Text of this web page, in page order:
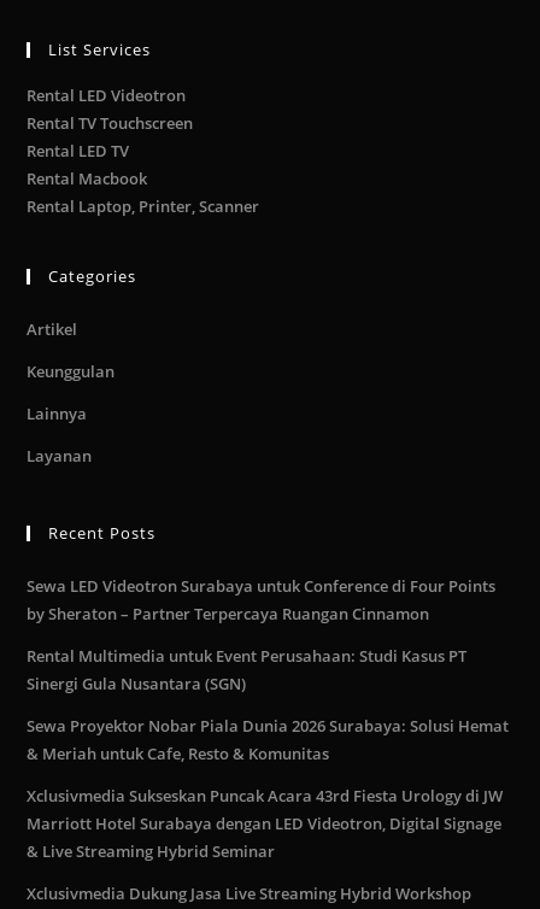
List Services
Rental LED Videotron
Rental TV Touchscreen
Rental LED TV
Rental Macbook
Rental Laptop, Printer, Scanner
Categories
Artikel
Keunggulan
Lainnya
Layanan
Recent Posts
Sewa LED Videotron Surabaya untuk Conference di Four Points
by Sheraton – Partner Terpercaya Ruangan Cinnamon
Rental Multimedia untuk Event Perusahaan: Studi Kasus PT
Sinergi Gula Nusantara (SGN)
Sewa Proyektor Nobar Piala Dunia 2026 Surabaya: Solusi Hemat
& Meriah untuk Cafe, Resto & Komunitas
Xclusivmedia Sukseskan Puncak Acara 43rd Fiesta Urology di JW
Marriott Hotel Surabaya dengan LED Videotron, Digital Signage
& Live Streaming Hybrid Seminar
Xclusivmedia Dukung Jasa Live Streaming Hybrid Workshop